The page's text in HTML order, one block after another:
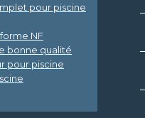
pour piscine
NF
bonne qualité
pour piscine